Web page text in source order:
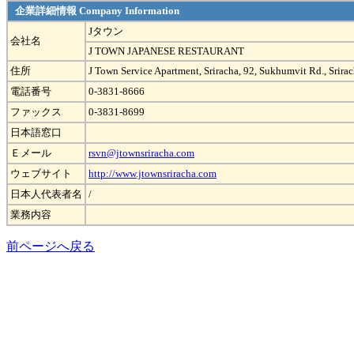
企業詳細情報 Company Information
会社名
Jタウン
J TOWN JAPANESE RESTAURANT
住所
J Town Service Apartment, Sriracha, 92, Sukhumvit Rd.,
電話番号
0-3831-8666
ファックス
0-3831-8699
日本語窓口
Ｅメール
rsvn@jtownsriracha.com
ウェブサイト
http://www.jtownsriracha.com
日本人代表者名
/
業務内容
前ページへ戻る